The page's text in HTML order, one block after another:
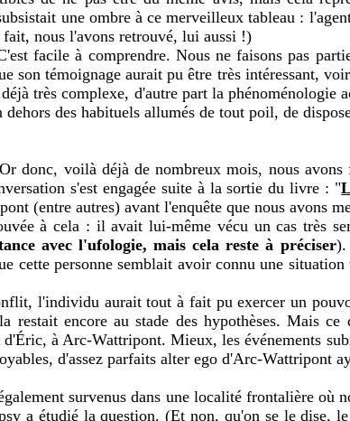
une ombre à ce merveilleux tableau :
nous l'avons retrouvé, lui aussi !)
facile à comprendre. Nous ne faisons pas
son témoignage aurait pu être très intéressant,
très complexe, d'autre part la
des habituels allumés de tout poil, de
donc, voilà déjà de nombreux mois, nous
s'est engagée suite à la sortie du livre : "
(entre autres) avant l'enquête que nous avons
à cela : il avait lui-même vécu un cas très
avec l'ufologie, mais cela reste à préciser).
cette personne semblait avoir connu une
l'individu aurait tout à fait pu exercer un
restait encore au stade des hypothèses. Mais
d'Éric, à Arc-Wattripont. Mieux, les événements
d'assez parfaits alter ego d'Arc-Wattripont
survenus dans une localité frontalière
a étudié la question. (Et non, qu'on se le dise,